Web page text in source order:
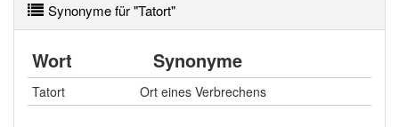
Synonyme für "Tatort"
Wort Synonyme
Tatort Ort eines Verbrechens